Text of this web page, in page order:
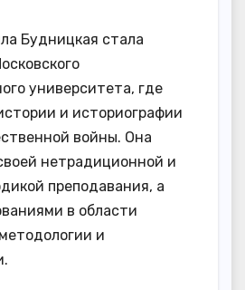
Будницкая стала
университета, где
и историографии
войны. Она
нетрадиционной и
преподавания, а
в области
и